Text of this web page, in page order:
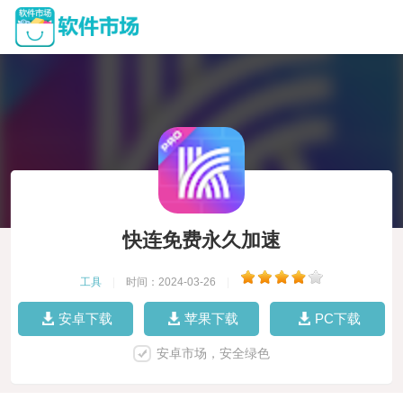
快连免费永久加速
工具 时间：2024-03-26
安卓下载 苹果下载 PC下载
安卓市场，安全绿色